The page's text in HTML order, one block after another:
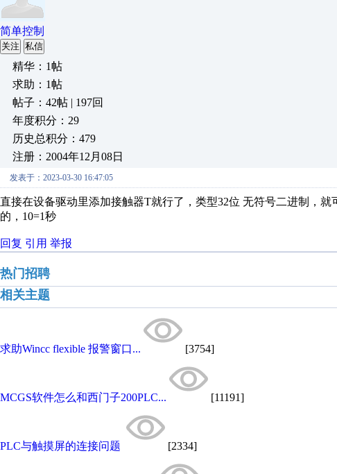
简单控制
关注 私信
精华：1帖
求助：1帖
帖子：42帖 | 197回
年度积分：29
历史总积分：479
注册：2004年12月08日
发表于：2023-03-30 16:47:05
直接在设备驱动里添加接触器T就行了，类型32位 无符号二进制，
的，10=1秒
回复 引用 举报
热门招聘
相关主题
求助Wincc flexible 报警窗口... [3754]
MCGS软件怎么和西门子200PLC... [11191]
PLC与触摸屏的连接问题 [2334]